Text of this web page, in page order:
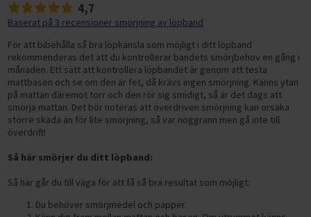
SOMMARREA PÅ TRÄNING OCH STYRKETRÄNING
CYKELTILLBEHÖR & RESERVDELAR OUTLET
HÄLSA & VÄLMÅENDE – SÄSONGSRENSNING
ELCYKLAR DAM
ELCYKLAR HERR
ELCYKLAR CITY
ELCYKLAR MOUNTAINBIKE
ELCYKLAR FATBIKE
Cykelstolar och cykelvagnar
Cykelservice och cykelvård
Cykeldäck
SOMMARIDROTT
STUDSMATTOR
KAJAKER
SUP-BRÄDOR
Basketkorgar
Hockeymål
Pingisbord
STYRKETRÄNING
BÄNKAR OCH STÄLLNINGAR
Träningsbänkar
Snedbänkar
Skivstångsställningar
Power rack
FÖRVARING AV VIKTER
HYROX-utrustning
HANTLAR
Fasta hantlar
Justerbara hantlar
HEMMAGYM
Hemmagympaket
KETTLEBELLS
TRÄNINGSMASKINER
LÖPBAND
Tillbehör till löpband
Löpband efter syfte
Löpband för aktiv löpning
Löpband för jogging
Löpband för promenader
Löpband efter egenskaper
Löpband med mjuk dämpning
Tystgående löpband
Löpband efter användare
Löpband för aktiva löpare
Löpband efter prisklass
GÅBAND / WALKING PAD
AIRBIKES
MOTIONSCYKLAR
SPINNINGCYKLAR
RODDMASKINER
Gympa, pilates och fitness
Hulahoppringar
Träningsmattor
Träningsbollar
Stepbrädor
BYGG DITT HEMMAGYM
Hantlar
Kettlebells
Skivstänger
Racks
Konditionsträning
TRÄNINGSMATTOR
GUMMIBAND
4,7
Baserat på 3 recensioner smörjning av löpband
För att bibehålla så bra löpkänsla som möjligt i ditt löpband
rekommenderas det att du kontrollerar bandets smörjbehov en gång i
månaden. Ett sätt att kontrollera löpbandet är genom att testa
mattbasen och se om den är fet, då krävs ingen smörjning. Känns ytan
på mattan däremot torr och den rör sig smidigt, så är det dags att
smörja mattan. Det bör noteras att överdriven smörjning kan orsaka
större skada än för lite smörjning, så var noggrann men gå inte till
överdrift!
Så här smörjer du ditt löpband:
Så här går du till väga för att få så bra resultat som möjligt:
Du behöver smörjmedel och papper.